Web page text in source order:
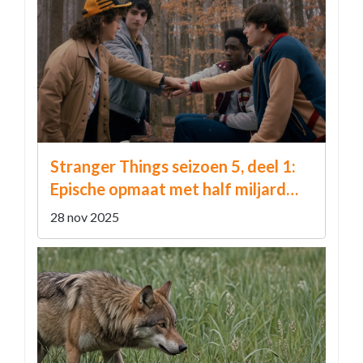
Stranger Things seizoen 5, deel 1:
Epische opmaat met half miljard
dollar budget en nieuwe vijand
28 nov 2025